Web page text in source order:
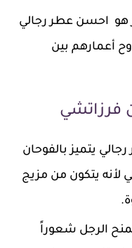
هو احسن عطر رجالي
أعمارهم بين
فرزاتشي
يتميز بالفوحان
لأنه يتكون من مزيج
الرجل شعوراً